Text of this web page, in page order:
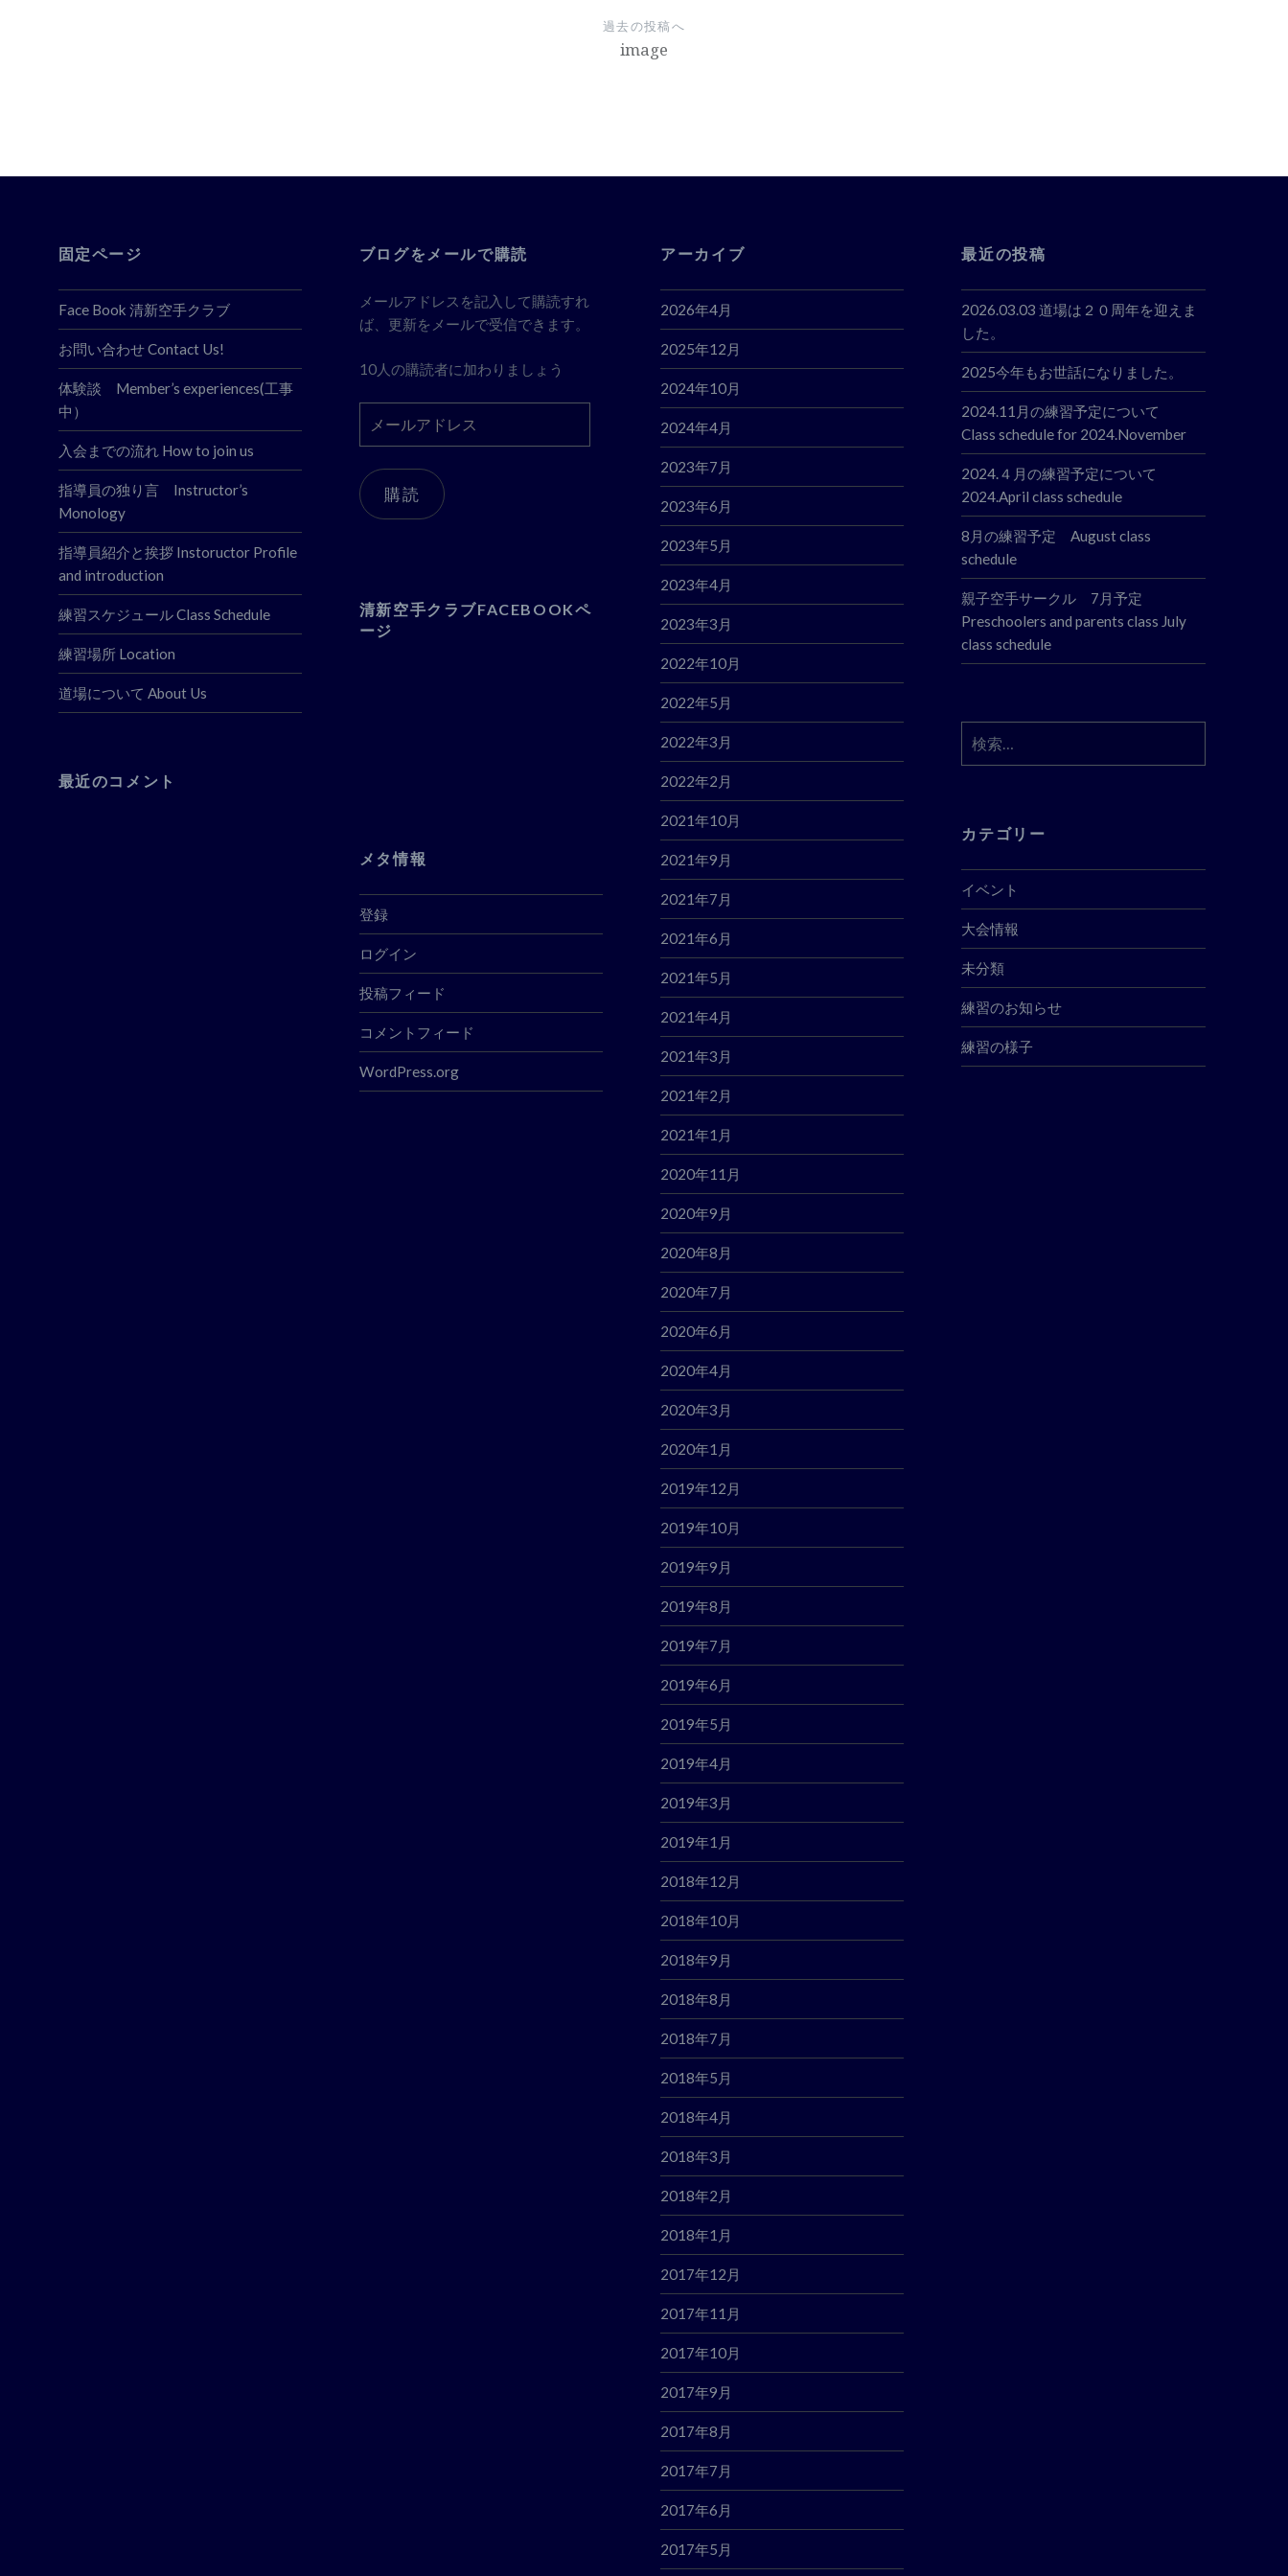
シ
過去の投稿へ
image
固定ページ
Face Book 清新空手クラブ
お問い合わせ Contact Us!
体験談 Member’s experiences(工事
中）
入会までの流れ How to join us
指導員の独り言 Instructor’s
Monology
指導員紹介と挨拶 Instoructor Profile
and introduction
練習スケジュール Class Schedule
練習場所 Location
道場について About Us
ブログをメールで購読
メールアドレスを記入して購読すれ
ば、更新をメールで受信できます。
10人の購読者に加わりましょう
ー
ア
ド
購読
アーカイブ
2026年4月
2025年12月
2024年10月
2024年4月
2023年7月
2023年6月
2023年5月
2023年4月
2023年3月
2022年10月
2022年5月
2022年3月
2022年2月
2021年10月
2021年9月
2021年7月
2021年6月
2021年5月
2021年4月
2021年3月
2021年2月
2021年1月
2020年11月
2020年9月
2020年8月
2020年7月
2020年6月
2020年4月
2020年3月
2020年1月
2019年12月
2019年10月
2019年9月
2019年8月
2019年7月
2019年6月
2019年5月
2019年4月
2019年3月
2019年1月
2018年12月
2018年10月
2018年9月
2018年8月
2018年7月
2018年5月
2018年4月
2018年3月
2018年2月
2018年1月
2017年12月
2017年11月
2017年10月
2017年9月
2017年8月
2017年7月
2017年6月
2017年5月
最近の投稿
2026.03.03 道場は２０周年を迎えま
した。
2025今年もお世話になりました。
2024.11月の練習予定について
Class schedule for 2024.November
2024.４月の練習予定について
2024.April class schedule
8月の練習予定 August class
schedule
親子空手サークル 7月予定
Preschoolers and parents class July
class schedule
清新空手クラブFACEBOOKペ
ージ
索:
最近のコメント
カテゴリー
イベント
大会情報
未分類
練習のお知らせ
練習の様子
メタ情報
登録
ログイン
投稿フィード
コメントフィード
WordPress.org